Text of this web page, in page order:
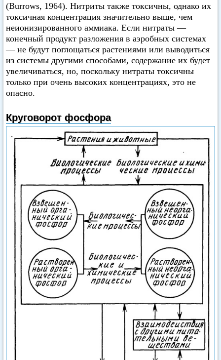
(Burrows, 1964). Нитриты также токсичны, однако их
токсичная концентрация значительно выше, чем
неионизированного аммиака. Если нитраты —
конечный продукт разложения в аэробных системах
— не будут поглощаться растениями или выводиться
из системы другими способами, содержание их будет
увеличиваться, но, поскольку нитраты токсичны
только при очень высоких концентрациях, это не
опасно.
Круговорот фосфора